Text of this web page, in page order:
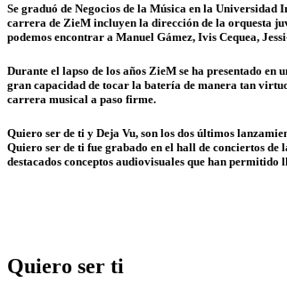
Se graduó de Negocios de la Música en la
carrera de ZieM incluyen la dirección de la orquesta
podemos encontrar a Manuel Gámez, Ivis Cequea,
Durante el lapso de los años ZieM se ha presentado
gran capacidad de tocar la batería de manera tan
carrera musical a paso firme.
Quiero ser de ti y Deja Vu, son los dos últimos
Quiero ser de ti fue grabado en el hall de conciertos
destacados conceptos audiovisuales que han
Quiero ser ti